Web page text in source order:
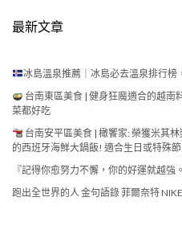
最新文章
冰島溫泉推薦｜冰島必去溫泉排行榜
台南東區美食 | 健身狂魔適合的越南
菜都好吃
台南安平區美食 | 橄饗家: 榮獲米其
的西班牙海鮮大鍋飯! 適合生日或特殊
『記得你愈努力不懈，你的好運就越強
跑出全世界的人 金句語錄 菲爾奈特